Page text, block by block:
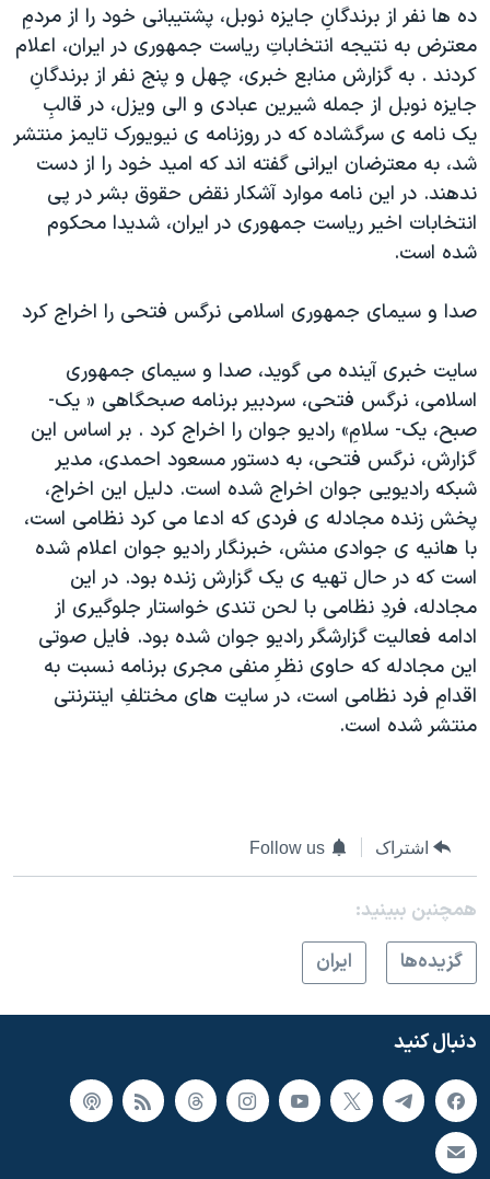
ده ها نفر از برندگانِ جايزه نوبل، پشتيبانی خود را از مردمِ
معترض به نتيجه انتخاباتِ رياست جمهوری در ايران، اعلام
کردند . به گزارش منابع خبری، چهل و پنج نفر از برندگانِ
جايزه نوبل از جمله شيرين عبادی و الی ويزل، در قالبِ
يک نامه ی سرگشاده که در روزنامه ی نيويورک تايمز منتشر
شد، به معترضان ايرانی گفته اند که اميد خود را از دست
ندهند. در اين نامه موارد آشکار نقض حقوق بشر در پی
انتخابات اخير رياست جمهوری در ايران، شديدا محکوم
شده است.
صدا و سيمای جمهوری اسلامی نرگس فتحی را اخراج کرد
سايت خبری آينده می گويد، صدا و سيمای جمهوری
اسلامی، نرگس فتحی، سردبير برنامه صبحگاهی « يک-
صبح، يک- سلامِ» راديو جوان را اخراج کرد . بر اساس اين
گزارش، نرگس فتحی، به دستور مسعود احمدی، مدير
شبکه راديويی جوان اخراج شده است. دليل اين اخراج،
پخش زنده مجادله ی فردی که ادعا می کرد نظامی است،
با هانيه ی جوادی منش، خبرنگار راديو جوان اعلام شده
است که در حال تهيه ی يک گزارش زنده بود. در اين
مجادله، فردِ نظامی با لحن تندی خواستار جلوگيری از
ادامه فعاليت گزارشگر راديو جوان شده بود. فايل صوتی
اين مجادله که حاوی نظرِ منفی مجری برنامه نسبت به
اقدامِ فرد نظامی است، در سايت های مختلفِ اينترنتی
منتشر شده است.
اشتراک Follow us
همچنبن ببینید:
گزيده‌ها
ايران
دنبال کنید